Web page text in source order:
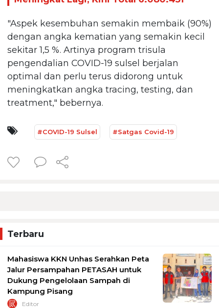
"Aspek kesembuhan semakin membaik (90%)
dengan angka kematian yang semakin kecil
sekitar 1,5 %. Artinya program trisula
pengendalian COVID-19 sulsel berjalan
optimal dan perlu terus didorong untuk
meningkatkan angka tracing, testing, dan
treatment," bebernya.
#COVID-19 Sulsel #Satgas Covid-19
Terbaru
Mahasiswa KKN Unhas Serahkan Peta
Jalur Persampahan PETASAH untuk
Dukung Pengelolaan Sampah di
Kampung Pisang
Editor